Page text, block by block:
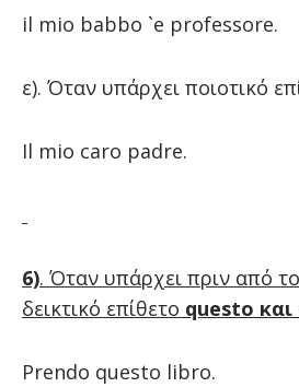
il mio babbo `e professore.
ε). Όταν υπάρχει ποιοτικό
Il mio caro padre.
6). Όταν υπάρχει πριν από
δεικτικό επίθετο questo
Prendo questo libro.